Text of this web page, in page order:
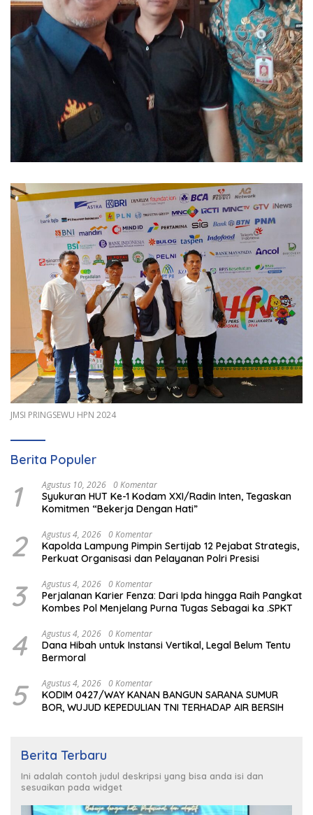
JMSI PRINGSEWU HPN 2024
Berita Populer
1 Agustus 10, 2026 0 Komentar
Syukuran HUT Ke-1 Kodam XXI/Radin Inten, Tegaskan
Komitmen “Bekerja Dengan Hati”
2 Agustus 4, 2026 0 Komentar
Kapolda Lampung Pimpin Sertijab 12 Pejabat Strategis,
Perkuat Organisasi dan Pelayanan Polri Presisi
3 Agustus 4, 2026 0 Komentar
Perjalanan Karier Fenza: Dari Ipda hingga Raih Pangkat
Kombes Pol Menjelang Purna Tugas Sebagai ka .SPKT
4 Agustus 4, 2026 0 Komentar
Dana Hibah untuk Instansi Vertikal, Legal Belum Tentu
Bermoral
5 Agustus 4, 2026 0 Komentar
KODIM 0427/WAY KANAN BANGUN SARANA SUMUR
BOR, WUJUD KEPEDULIAN TNI TERHADAP AIR BERSIH
Berita Terbaru
Ini adalah contoh judul deskripsi yang bisa anda isi dan
sesuaikan pada widget